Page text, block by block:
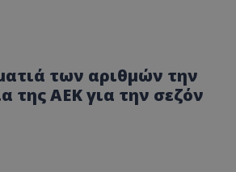
των αριθμών την
της ΑΕΚ για την σεζόν